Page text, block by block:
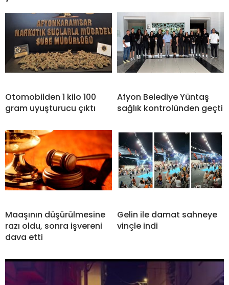
Otomobilden 1 kilo 100
gram uyuşturucu çıktı
Afyon Belediye Yüntaş
sağlık kontrolünden geçti
Maaşının düşürülmesine
razı oldu, sonra işvereni
dava etti
Gelin ile damat sahneye
vinçle indi